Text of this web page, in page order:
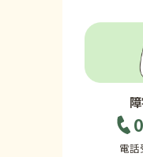
障害年金の基礎
障害年金の金額
電話